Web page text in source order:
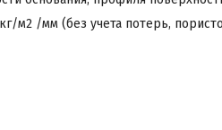
м2 /мм (без учета потерь,